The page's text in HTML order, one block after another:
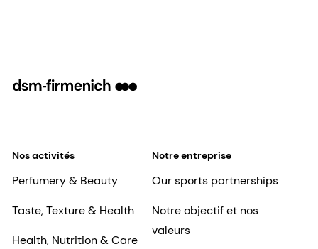
Nos activités
Perfumery & Beauty
Taste, Texture & Health
Health, Nutrition & Care
Notre entreprise
Our sports partnerships
Notre objectif et nos
valeurs